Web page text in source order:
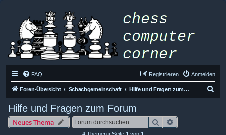
FAQ Anmelden
Registrieren
Foren-Übersicht Schachgemeinschaft Hilfe und Fragen zum Forum
Hilfe und Fragen zum Forum
Neues Thema Suche